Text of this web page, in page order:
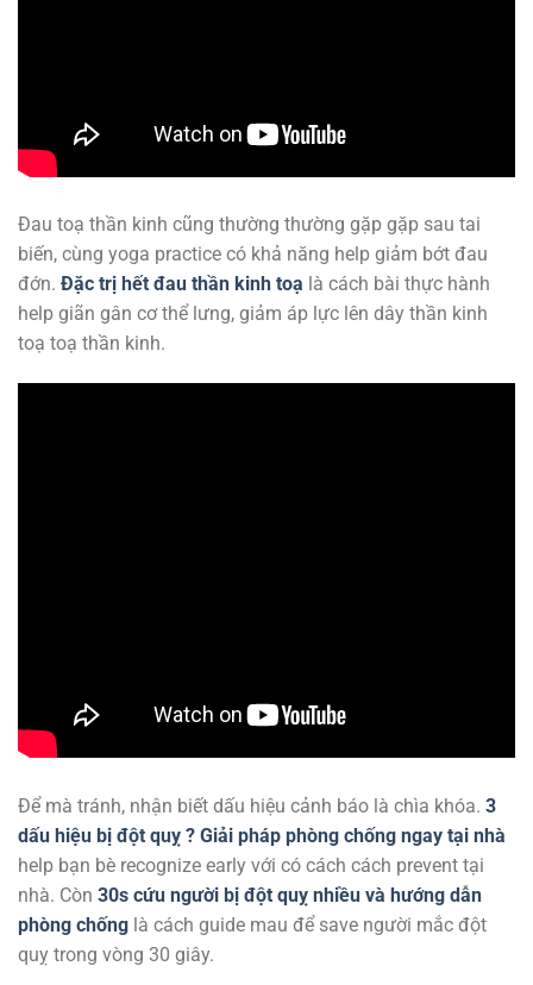
Đau toạ thần kinh cũng thường thường gặp gặp sau tai
biến, cùng yoga practice có khả năng help giảm bớt đau
đớn. Đặc trị hết đau thần kinh toạ là cách bài thực hành
help giãn gân cơ thể lưng, giảm áp lực lên dây thần kinh
toạ toạ thần kinh.
Để mà tránh, nhận biết dấu hiệu cảnh báo là chìa khóa. 3
dấu hiệu bị đột quỵ ? Giải pháp phòng chống ngay tại nhà
help bạn bè recognize early với có cách cách prevent tại
nhà. Còn 30s cứu người bị đột quỵ nhiều và hướng dẫn
phòng chống là cách guide mau để save người mắc đột
quỵ trong vòng 30 giây.